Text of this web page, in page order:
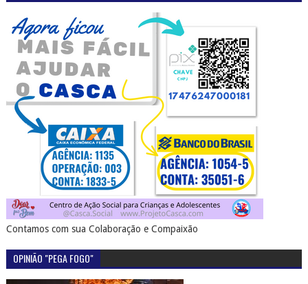
Contamos com sua Colaboração e Compaixão
OPINIÃO "PEGA FOGO"